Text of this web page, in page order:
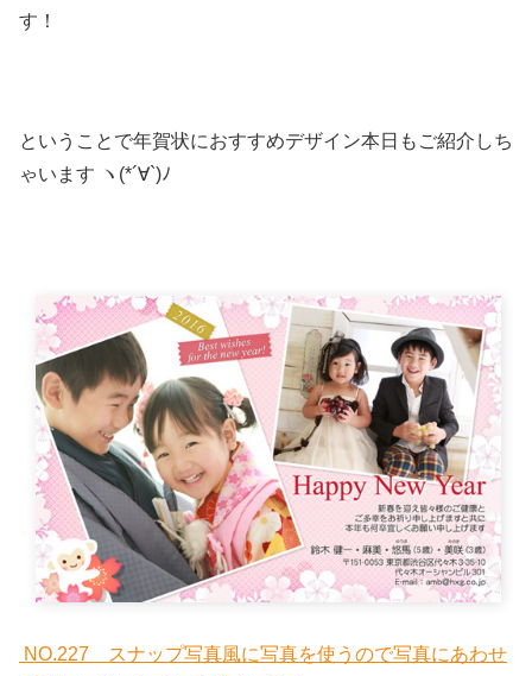
す！
ということで年賀状におすすめデザイン本日もご紹介しち
ゃいます ヽ(*´∀`)ﾉ
NO.227 スナップ写真風に写真を使うので写真にあわせ